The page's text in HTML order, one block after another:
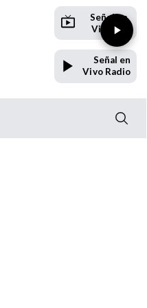
Señal en
Vivo TV
Señal en
Vivo Radio